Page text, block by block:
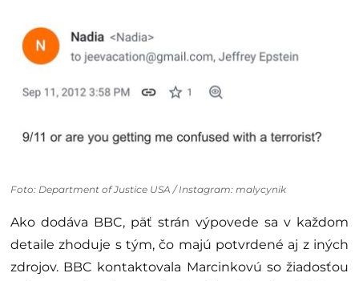
Foto: Department of Justice USA / Instagram: malycynik
Ako dodáva BBC, päť strán výpovede sa v každom
detaile zhoduje s tým, čo majú potvrdené aj z iných
zdrojov. BBC kontaktovala Marcinkovú so žiadosťou